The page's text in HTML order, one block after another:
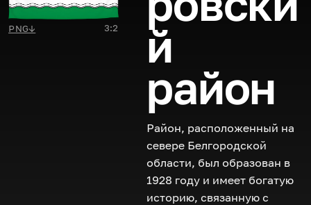
PNG↓ 3:2 й
район
Район, расположенный на
севере Белгородской
области, был образован в
1928 году и имеет богатую
историю, связанную с